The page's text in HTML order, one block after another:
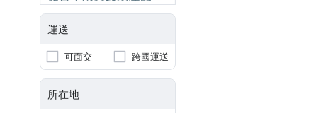
運送
可面交 跨國運送
所在地